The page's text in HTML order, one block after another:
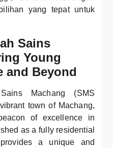
yang tepat untuk
Sains
Young
and Beyond
Machang (SMS
town of Machang,
of excellence in
as a fully residential
a unique and